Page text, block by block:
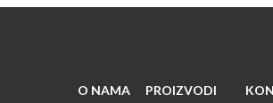
O NAMA PROIZVODI